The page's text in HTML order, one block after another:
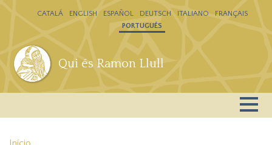
Passar para o conteúdo principal
Qui és Ramon Llull
CATALÁ ENGLISH ESPAÑOL DEUTSCH ITALIANO
FRANÇAIS
PORTUGUÊS